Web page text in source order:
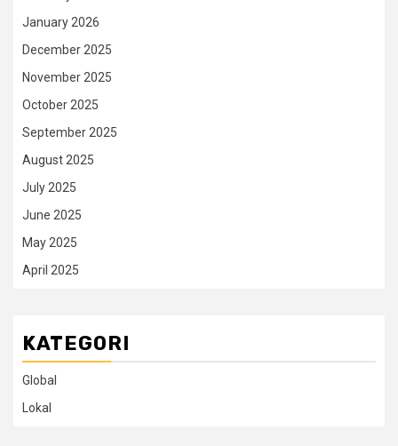
January 2026
December 2025
November 2025
October 2025
September 2025
August 2025
July 2025
June 2025
May 2025
April 2025
KATEGORI
Global
Lokal